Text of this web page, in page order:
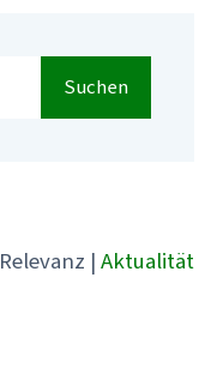
Suchen
Relevanz | Aktualität